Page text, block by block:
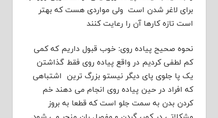
برای لاغر شدن است ولی مواردی هست که بهتر
است تازه کارها آن را رعایت کنند
نحوه صحیح پیاده روی: خوب قبول داریم که کمی
کم لطفی کردیم در واقع پیاده روی فقط گذاشتن
یک پا جلوی پای دیگر نیستو بزرگ ترین اشتباهی
که افراد در حین پیاده روی انجام می دهند خم
کردن بدن به سمت جلو است که قطعا به بروز